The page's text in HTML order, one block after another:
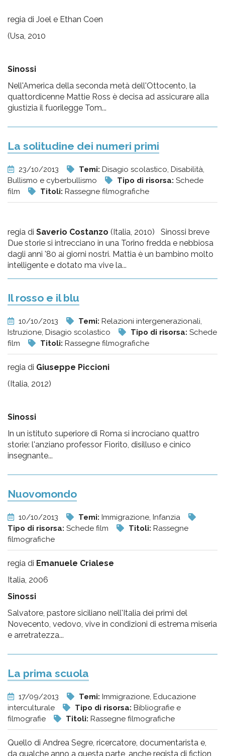
regia di Joel e Ethan Coen
(Usa, 2010
Sinossi
Nell'America della seconda metà dell'Ottocento, la
quattordicenne Mattie Ross è decisa ad assicurare alla
giustizia il fuorilegge Tom...
La solitudine dei numeri primi
23/10/2013 Temi: Disagio scolastico, Disabilità,
Bullismo e cyberbullismo
Tipo di risorsa: Schede
film
Titoli: Rassegne filmografiche
regia di Saverio Costanzo (Italia, 2010) Sinossi breve
Due storie si intrecciano in una Torino fredda e nebbiosa
dagli anni '80 ai giorni nostri. Mattia è un bambino molto
intelligente e dotato ma vive la...
Il rosso e il blu
10/10/2013 Temi: Relazioni intergenerazionali,
Istruzione, Disagio scolastico
Tipo di risorsa: Schede
film
Titoli: Rassegne filmografiche
regia di Giuseppe Piccioni
(Italia, 2012)
Sinossi
In un istituto superiore di Roma si incrociano quattro
storie: l'anziano professor Fiorito, disilluso e cinico
insegnante...
Nuovomondo
10/10/2013 Temi: Immigrazione, Infanzia
Tipo di risorsa: Schede film Titoli: Rassegne
filmografiche
regia di Emanuele Crialese
Italia, 2006
Sinossi
Salvatore, pastore siciliano nell'Italia dei primi del
Novecento, vedovo, vive in condizioni di estrema miseria
e arretratezza...
La prima scuola
17/09/2013 Temi: Immigrazione, Educazione
interculturale
Tipo di risorsa: Bibliografie e
filmografie
Titoli: Rassegne filmografiche
Quello di Andrea Segre, ricercatore, documentarista e,
da qualche anno a questa parte, anche regista di fiction,